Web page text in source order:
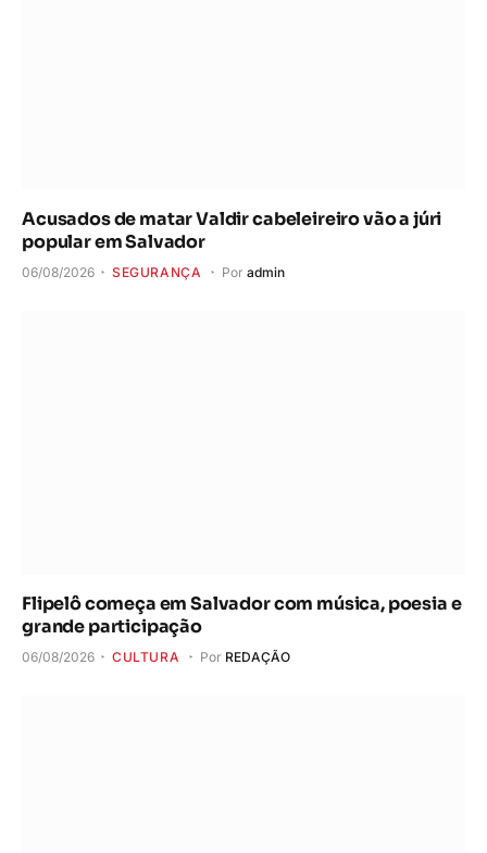
Acusados de matar Valdir cabeleireiro vão a júri
popular em Salvador
06/08/2026 SEGURANÇA Por admin
Flipelô começa em Salvador com música, poesia e
grande participação
06/08/2026 CULTURA Por REDAÇÃO